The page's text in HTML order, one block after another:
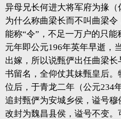
异母兄长何进大将军府为掾（
为什么称曲梁长而不叫曲梁
能称“令”，不足一万户的只
元年即公元196年英年早逝，
出嫁，所以说甄俨出任曲梁
书留名，全仰仗其妹甄皇后
位后，于青龙二年（公元234
追封甄俨为安城乡侯，谥号穆
改封为魏昌县侯，谥号不变